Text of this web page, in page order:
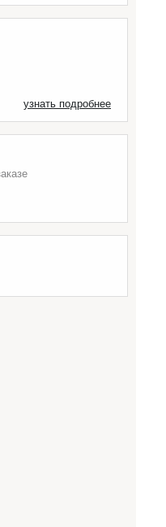
узнать подробнее